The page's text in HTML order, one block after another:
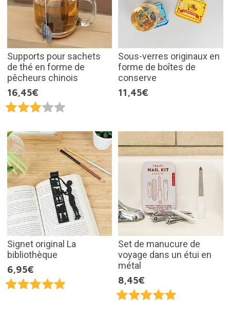
Supports pour sachets
de thé en forme de
pêcheurs chinois
16,45€
Sous-verres originaux en
forme de boîtes de
conserve
11,45€
Signet original La
bibliothèque
6,95€
Set de manucure de
voyage dans un étui en
métal
8,45€